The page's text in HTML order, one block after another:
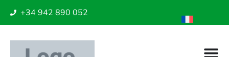
+34 942 890 052